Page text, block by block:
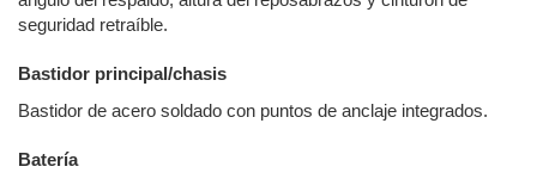
seguridad retraíble.
Bastidor principal/chasis
Bastidor de acero soldado con puntos de anclaje integrados.
Batería